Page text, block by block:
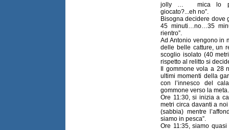
jolly …
mica lo
giocato?...eh no”.
Bisogna decidere dove
45 minuti…no…35
rientro”.
Ad Antonio vengono in
delle belle catture, un
scoglio isolato (40
rispetto al relitto si
Il gommone vola a 28
ultimi momenti della
con l’innesco del
gommone verso la meta.
Ore 11:30, si inizia a
metri circa davanti a
(sabbia) mentre
siamo in pesca”.
Ore 11:35, siamo